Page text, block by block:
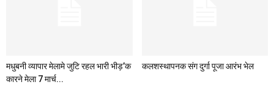
मधुबनी व्यापार मेलामे जुटि रहल भारी भीड़’क
कारने मेला 7 मार्च...
कलशस्थापनक संग दुर्गा पूजा आरंभ भेल